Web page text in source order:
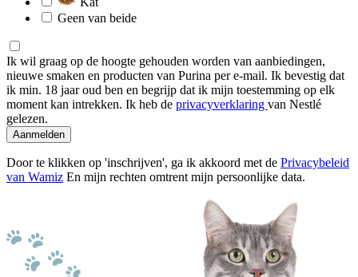
Geen van beide
Ik wil graag op de hoogte gehouden worden van aanbiedingen,
nieuwe smaken en producten van Purina per e-mail. Ik bevestig dat
ik min. 18 jaar oud ben en begrijp dat ik mijn toestemming op elk
moment kan intrekken. Ik heb de privacyverklaring van Nestlé
gelezen.
Aanmelden
Door te klikken op 'inschrijven', ga ik akkoord met de Privacybeleid
van Wamiz En mijn rechten omtrent mijn persoonlijke data.